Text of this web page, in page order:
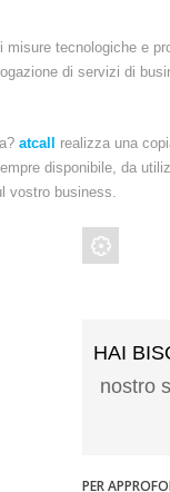
tecnologiche e
di servizi di
atcall realizza una
disponibile, da
vostro business.
HAI
nostro
PER